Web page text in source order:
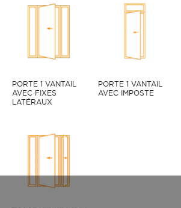
PORTE 1 VANTAIL
AVEC FIXES
LATÉRAUX
PORTE 1 VANTAIL
AVEC IMPOSTE